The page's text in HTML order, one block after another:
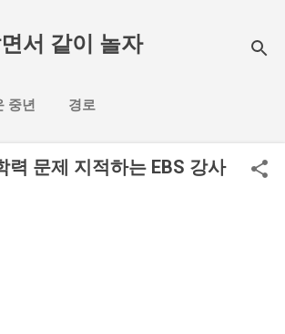
서 같이 놀자
중년 경로
력 문제 지적하는 EBS 강사